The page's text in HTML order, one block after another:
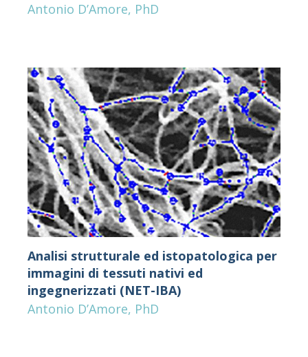
Antonio D’Amore, PhD
Analisi strutturale ed istopatologica per
immagini di tessuti nativi ed
ingegnerizzati (NET-IBA)
Antonio D’Amore, PhD